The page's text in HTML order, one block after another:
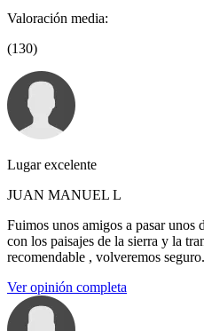
Valoración media:
(130)
Lugar excelente
JUAN MANUEL L
Fuimos unos amigos a pasar unos
con los paisajes de la sierra y la
recomendable , volveremos seguro.
Ver opinión completa